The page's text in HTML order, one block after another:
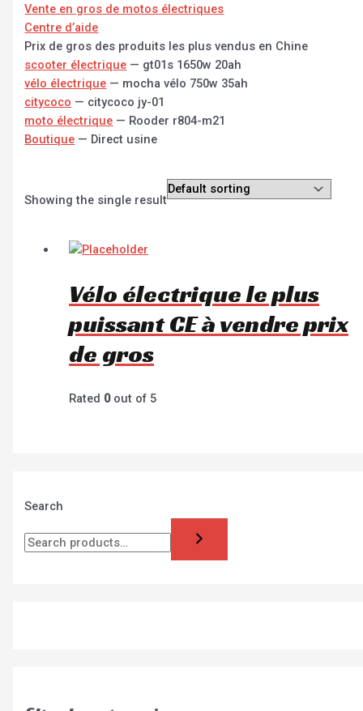
Search
Vente en gros de motos électriques
Centre d’aide
Prix de gros des produits les plus vendus en Chine
scooter électrique — gt01s 1650w 20ah
vélo électrique — mocha vélo 750w 35ah
citycoco — citycoco jy-01
moto électrique — Rooder r804-m21
Boutique — Direct usine
Showing the single result
Vélo électrique le plus
puissant CE à vendre prix
de gros
Rated 0out of 5